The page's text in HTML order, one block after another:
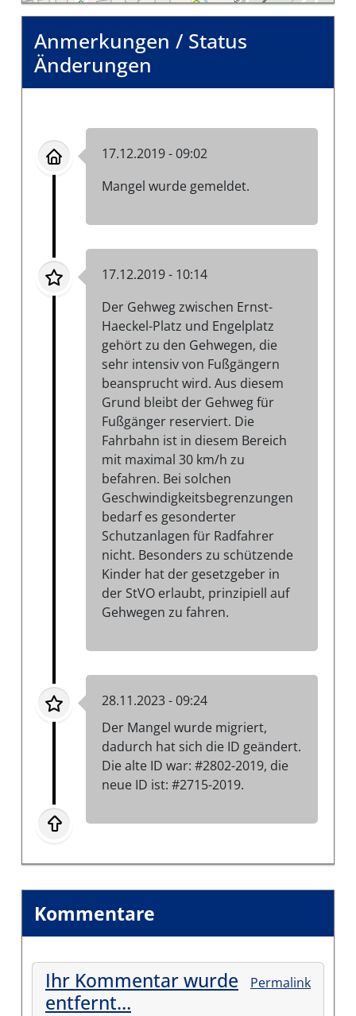
Anmerkungen / Status
Änderungen
17.12.2019 - 09:02
Mangel wurde gemeldet.
17.12.2019 - 10:14
Der Gehweg zwischen Ernst-
Haeckel-Platz und Engelplatz
gehört zu den Gehwegen, die
sehr intensiv von Fußgängern
beansprucht wird. Aus diesem
Grund bleibt der Gehweg für
Fußgänger reserviert. Die
Fahrbahn ist in diesem Bereich
mit maximal 30 km/h zu
befahren. Bei solchen
Geschwindigkeitsbegrenzungen
bedarf es gesonderter
Schutzanlagen für Radfahrer
nicht. Besonders zu schützende
Kinder hat der gesetzgeber in
der StVO erlaubt, prinzipiell auf
Gehwegen zu fahren.
28.11.2023 - 09:24
Der Mangel wurde migriert,
dadurch hat sich die ID geändert.
Die alte ID war: #2802-2019, die
neue ID ist: #2715-2019.
Kommentare
Ihr Kommentar wurde
entfernt…
Permalink